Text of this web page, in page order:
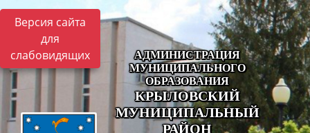
Версия сайта
для
слабовидящих
АДМИНИСТРАЦИЯ
МУНИЦИПАЛЬНОГО
ОБРАЗОВАНИЯ
КРЫЛОВСКИЙ
МУНИЦИПАЛЬНЫЙ
РАЙОН